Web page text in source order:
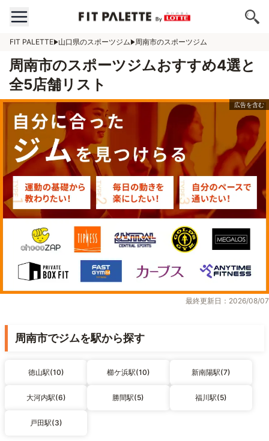
FIT PALETTE 山口県のスポーツジム 周南市のスポーツジム
周南市のスポーツジムおすすめ4選と
全5店舗リスト
最終更新日：2026/08/07
周南市でジムを駅から探す
徳山駅(10) 櫛ケ浜駅(10) 新南陽駅(7)
大河内駅(6) 勝間駅(5) 福川駅(5)
戸田駅(3)